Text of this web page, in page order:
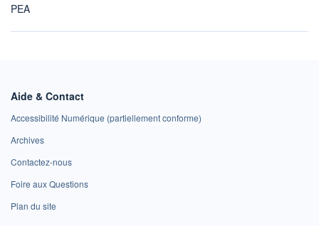
PEA
Aide & Contact
Accessibilité Numérique (partiellement conforme)
Archives
Contactez-nous
Foire aux Questions
Plan du site